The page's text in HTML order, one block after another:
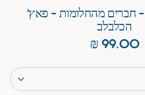
- חברים מהחלומות - פאץ'
הכלבלב
99.00 ₪